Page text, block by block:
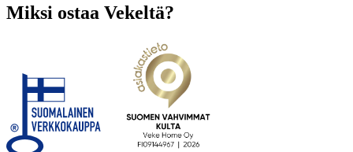
Miksi ostaa Vekeltä?